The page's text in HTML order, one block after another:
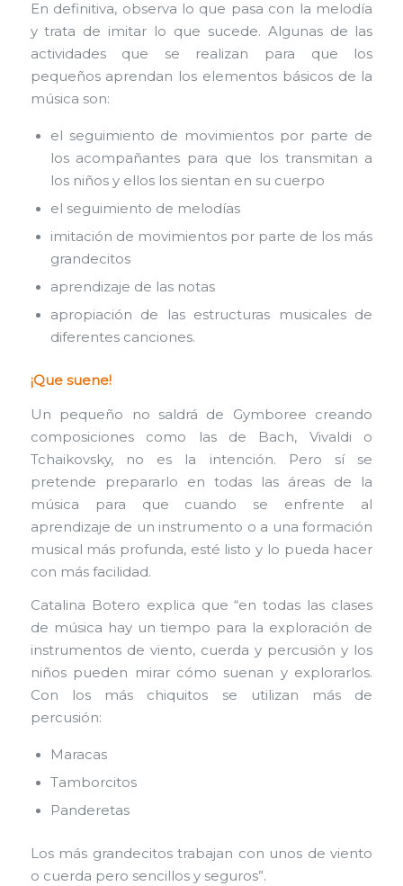
En definitiva, observa lo que pasa con la melodía
y trata de imitar lo que sucede. Algunas de las
actividades que se realizan para que los
pequeños aprendan los elementos básicos de la
música son:
el seguimiento de movimientos por parte de
los acompañantes para que los transmitan a
los niños y ellos los sientan en su cuerpo
el seguimiento de melodías
imitación de movimientos por parte de los más
grandecitos
aprendizaje de las notas
apropiación de las estructuras musicales de
diferentes canciones.
¡Que suene!
Un pequeño no saldrá de Gymboree creando
composiciones como las de Bach, Vivaldi o
Tchaikovsky, no es la intención. Pero sí se
pretende prepararlo en todas las áreas de la
música para que cuando se enfrente al
aprendizaje de un instrumento o a una formación
musical más profunda, esté listo y lo pueda hacer
con más facilidad.
Catalina Botero explica que “en todas las clases
de música hay un tiempo para la exploración de
instrumentos de viento, cuerda y percusión y los
niños pueden mirar cómo suenan y explorarlos.
Con los más chiquitos se utilizan más de
percusión:
Maracas
Tamborcitos
Panderetas
Los más grandecitos trabajan con unos de viento
o cuerda pero sencillos y seguros”.